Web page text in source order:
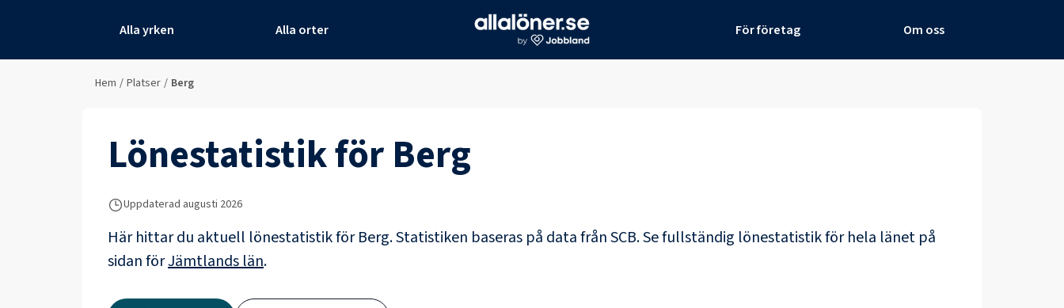
Alla yrken Alla orter För företag Om oss
Hem / Platser / Berg
Lönestatistik för Berg
Uppdaterad augusti 2026
Här hittar du aktuell lönestatistik för Berg. Statistiken baseras på data från SCB.Se fullständig lönestatistik för hela länet på
sidan förJämtlands län.